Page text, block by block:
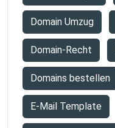
Domain Umzug
Domain-Recht
Domains bestellen
E-Mail Template